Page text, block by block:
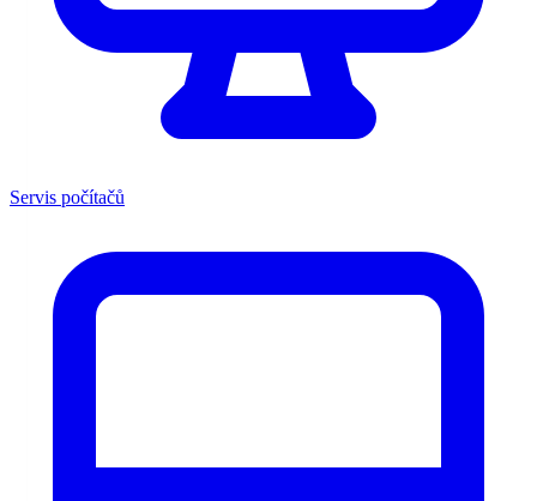
Servis počítačů